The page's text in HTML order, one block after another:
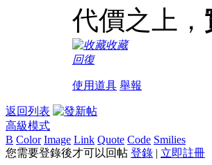
代價之上，
收藏
回復
使用道具 舉報
返回列表
高級模式
B Color Image Link Quote Code Smilies
您需要登錄後才可以回帖 登錄 | 立即註冊